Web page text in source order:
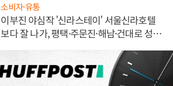
소비자·유통
이부진 야심작 '신라스테이' 서울신라호텔
보다 잘 나가, 평택·주문진·해남·건대로 성